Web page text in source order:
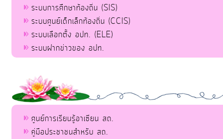
ระบบการศึกษาท้องถิ่น (SIS)
ระบบศูนย์เด็กเล็กท้องถิ่น (CCIS)
ระบบเลือกตั้ง อปท. (ELE)
ระบบฝากข่าวของ อปท.
ศูนย์การเรียนรู้อาเซียน สถ.
คู่มือประชาชนสำหรับ สถ.